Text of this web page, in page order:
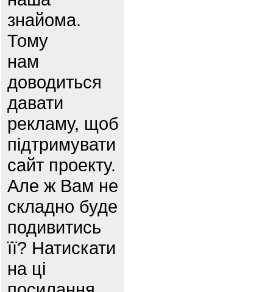
знайома.
Тому
нам
доводиться
давати
рекламу, щоб
підтримувати
сайт проекту.
Але ж Вам не
складно буде
подивитись
її? Натискати
на ці